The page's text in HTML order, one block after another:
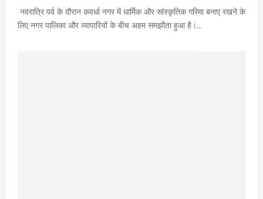
नवरात्रि पर्व के दौरान कवर्धा नगर में धार्मिक और सांस्कृतिक गरिमा बनाए रखने के
लिए नगर पालिका और व्यापारियों के बीच अहम समझौता हुआ है।...